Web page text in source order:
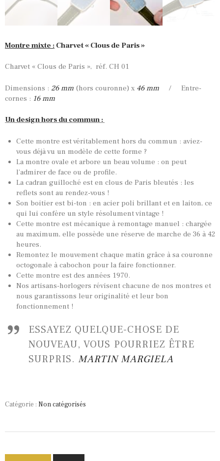
TOUTES NOS VINTAGES
MONTRES PAR HISTOIRES
CONTACTS & HISTORIQUE
PANIER
Montre mixte : Charvet « Clous de Paris »
Charvet « Clous de Paris », réf. CH 01
Dimensions : 26 mm (hors couronne) x 46 mm / Entre-
cornes : 16 mm
Un design hors du commun :
Cette montre est véritablement hors du commun : aviez-
vous déjà vu un modèle de cette forme ?
La montre ovale et arbore un beau volume : on peut
l’admirer de face ou de profile.
La cadran guilloché est en clous de Paris bleutés : les
reflets sont au rendez-vous !
Son boitier est bi-ton : en acier poli brillant et en laiton, ce
qui lui confère un style résolument vintage !
Cette montre est mécanique à remontage manuel : chargée
au maximum, elle possède une réserve de marche de 36 à 42
heures.
Remontez le mouvement chaque matin grâce à sa couronne
octogonale à cabochon pour la faire fonctionner.
Cette montre est des années 1970.
Nos artisans-horlogers révisent chacune de nos montres et
nous garantissons leur originalité et leur bon
fonctionnement !
ESSAYEZ QUELQUE-CHOSE DE
NOUVEAU, VOUS POURRIEZ ÊTRE
SURPRIS. MARTIN MARGIELA
Catégorie : Non catégorisés